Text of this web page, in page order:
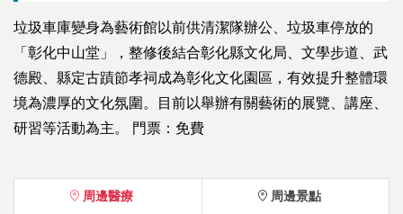
垃圾車庫變身為藝術館以前供清潔隊辦公、垃圾車停放的
「彰化中山堂」，整修後結合彰化縣文化局、文學步道、武
德殿、縣定古蹟節孝祠成為彰化文化園區，有效提升整體環
境為濃厚的文化氛圍。目前以舉辦有關藝術的展覽、講座、
研習等活動為主。 門票：免費
周邊醫療 周邊景點